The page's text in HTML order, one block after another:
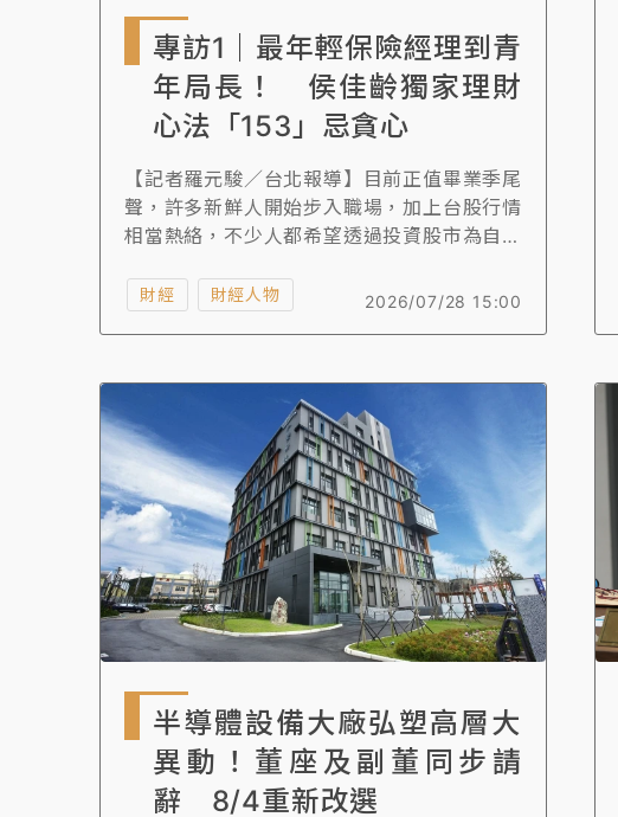
專訪1｜最年輕保險經理到青
年局長！ 侯佳齡獨家理財
心法「153」忌貪心
【記者羅元駿／台北報導】目前正值畢業季尾
聲，許多新鮮人開始步入職場，加上台股行情
相當熱絡，不少人都希望透過投資股市為自己
年的桃園市青年事務局長侯佳齡，她的人生經
「執著要做的事、勇於接受挑戰，並走出自己
的路」，也分享自己的理財策略，更呼籲年輕
人不應把投資當作最終方向，也不要過度擴張
信用。
2026/07/28 15:00
財經 財經人物
半導體設備大廠弘塑高層大
異動！董座及副董同步請
辭 8/4重新改選